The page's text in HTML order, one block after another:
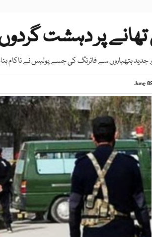
پر دہشت
جدید ہتھیاروں سے فائرنگ کی جسے پولیس نے ناکام
June